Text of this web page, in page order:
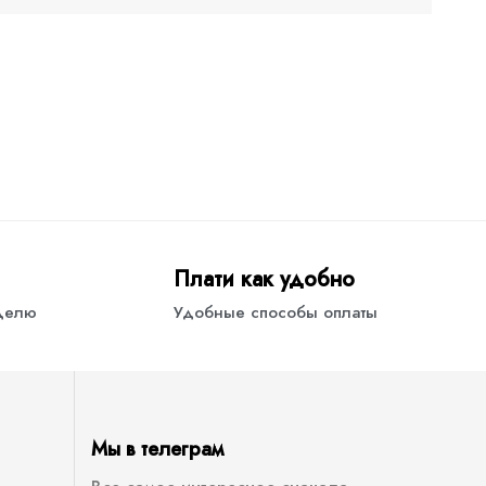
Плати как удобно
Удобные способы оплаты
Мы в телеграм